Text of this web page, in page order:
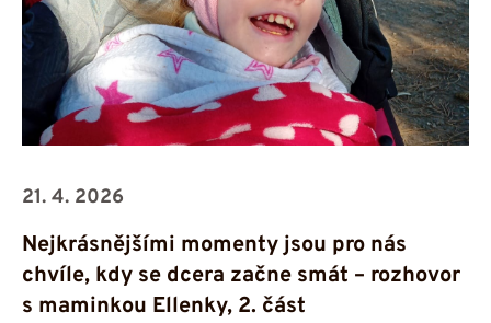
21. 4. 2026
Nejkrásnějšími momenty jsou pro nás
chvíle, kdy se dcera začne smát – rozhovor
s maminkou Ellenky, 2. část